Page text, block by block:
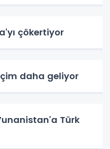
çökertiyor
daha geliyor
Türk